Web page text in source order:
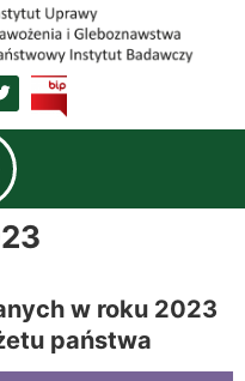
w roku 2023
państwa